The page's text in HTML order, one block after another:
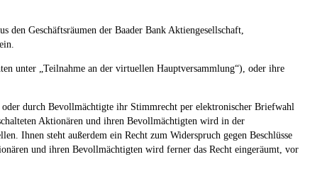
Geschäftsräumen der Baader Bank Aktiengesellschaft,
unter „Teilnahme an der virtuellen Hauptversammlung“), oder ihre
oder durch Bevollmächtigte ihr Stimmrecht per elektronischer Briefwahl
Aktionären und ihren Bevollmächtigten wird in der
Ihnen steht außerdem ein Recht zum Widerspruch gegen Beschlüsse
und ihren Bevollmächtigten wird ferner das Recht eingeräumt, vor